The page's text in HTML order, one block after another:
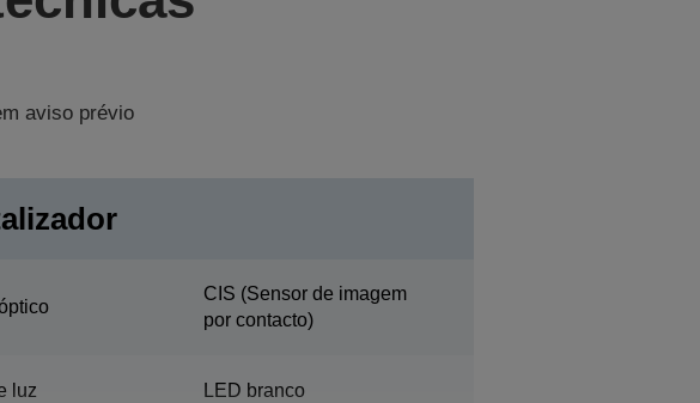
aviso prévio
CIS (Sensor de imagem
por contacto)
luz LED branco